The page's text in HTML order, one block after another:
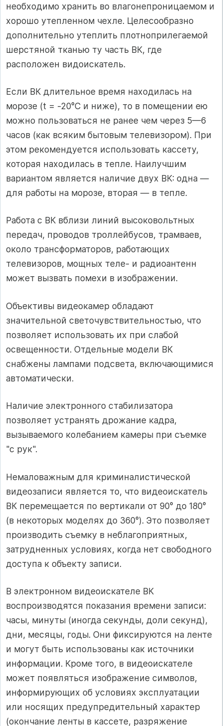
необходимо хранить во влагонепроницаемом и
хорошо утепленном чехле. Целесообразно
дополнительно утеплить плотноприлегаемой
шерстяной тканью ту часть ВК, где
расположен видоискатель.
Если ВК длительное время находилась на
морозе (t = -20°C и ниже), то в помещении ею
можно пользоваться не ранее чем через 5—6
часов (как всяким бытовым телевизором). При
этом рекомендуется использовать кассету,
которая находилась в тепле. Наилучшим
вариантом является наличие двух ВК: одна —
для работы на морозе, вторая — в тепле.
Работа с ВК вблизи линий высоковольтных
передач, проводов троллейбусов, трамваев,
около трансформаторов, работающих
телевизоров, мощных теле- и радиоантенн
может вызвать помехи в изображении.
Объективы видеокамер обладают
значительной светочувствительностью, что
позволяет использовать их при слабой
освещенности. Отдельные модели ВК
снабжены лампами подсвета, включающимися
автоматически.
Наличие электронного стабилизатора
позволяет устранять дрожание кадра,
вызываемого колебанием камеры при съемке
"с рук".
Немаловажным для криминалистической
видеозаписи является то, что видеоискатель
ВК перемещается по вертикали от 90° до 180°
(в некоторых моделях до 360°). Это позволяет
производить съемку в неблагоприятных,
затрудненных условиях, когда нет свободного
доступа к объекту записи.
В электронном видеоискателе ВК
воспроизводятся показания времени записи:
часы, минуты (иногда секунды, доли секунд),
дни, месяцы, годы. Они фиксируются на ленте
и могут быть использованы как источники
информации. Кроме того, в видеоискателе
может появляться изображение символов,
информирующих об условиях эксплуатации
или носящих предупредительный характер
(окончание ленты в кассете, разряжение